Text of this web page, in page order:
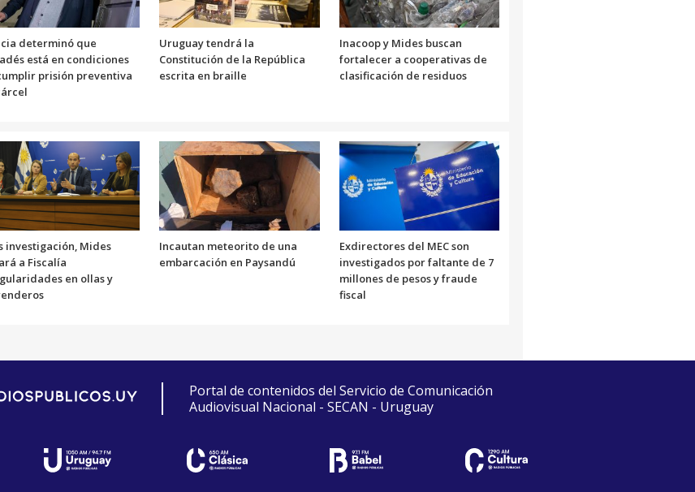
determinó que
está en condiciones
prisión preventiva
Uruguay tendrá la
Constitución de la República
escrita en braille
Inacoop y Mides buscan
fortalecer a cooperativas de
clasificación de residuos
investigación, Mides
a Fiscalía
en ollas y
Incautan meteorito de una
embarcación en Paysandú
Exdirectores del MEC son
investigados por faltante de 7
millones de pesos y fraude
fiscal
Portal de contenidos del Servicio de Comunicación
Audiovisual Nacional - SECAN - Uruguay